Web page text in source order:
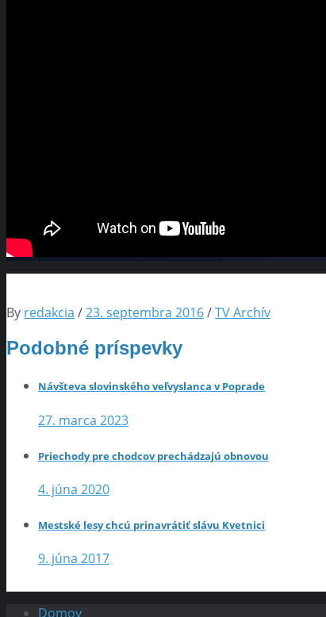
By redakcia /23. septembra 2016/TV Archív
Podobné príspevky
Návšteva slovinského veľvyslanca v Poprade
27. marca 2023
Priechody pre chodcov prechádzajú obnovou
4. júna 2020
Mestské lesy chcú prinavrátiť slávu Kvetnici
9. júna 2017
Domov